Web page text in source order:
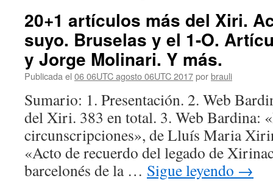
20+1 artículos más del Xiri.
suyo. Bruselas y el 1-O.
y Jorge Molinari. Y más.
Publicada el 06 06UTC agosto 06UTC 2017porbrauli
Sumario: 1. Presentación. 2. Web
del Xiri. 383 en total. 3. Web Bardina:
circunscripciones», de Lluís Maria
«Acto de recuerdo del legado de
barcelonés de la … Sigue leyendo →